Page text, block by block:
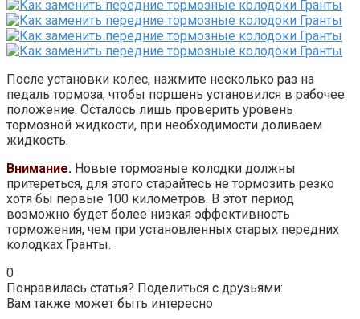
После установки колес, нажмите несколько раз на
педаль тормоза, чтобы поршень установился в рабочее
положение. Осталось лишь проверить уровень
тормозной жидкости, при необходимости доливаем
жидкость.
Внимание. Новые тормозные колодки должны
притереться, для этого старайтесь не тормозить резко
хотя бы первые 100 километров. В этот период
возможно будет более низкая эффективность
торможения, чем при установленных старых передних
колодках Гранты.
0
Понравилась статья? Поделиться с друзьями:
Вам также может быть интересно